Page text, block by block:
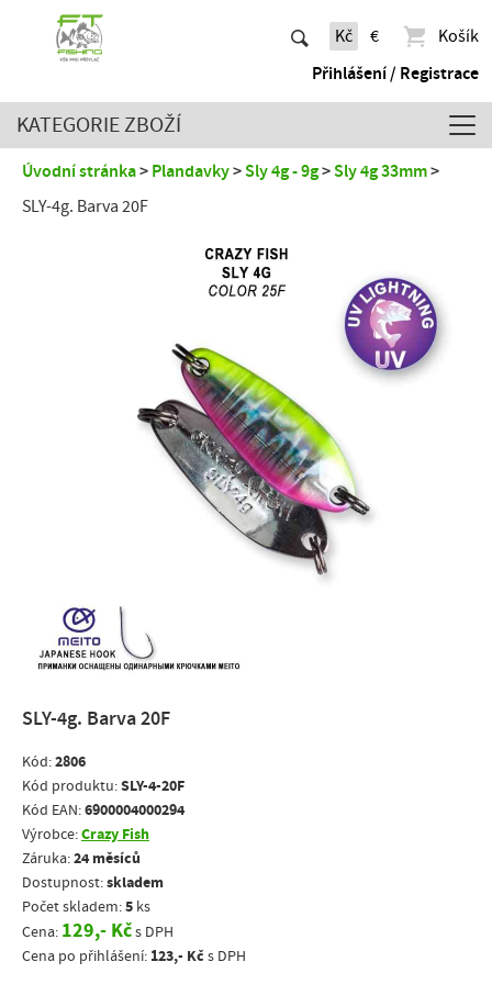
Kč €
Košík
Přihlášení / Registrace
KATEGORIE ZBOŽÍ
Úvodní stránka Plandavky Sly 4g - 9g
Sly 4g 33mm
SLY-4g. Barva 20F
SLY-4g. Barva 20F
Kód:2806
Kód produktu:SLY-4-20F
Kód EAN:6900004000294
Výrobce:Crazy Fish
Záruka:24 měsíců
Dostupnost:skladem
Počet skladem:5 ks
Cena: 129,- Kčs DPH
Cena po přihlášení: 123,- Kč s DPH